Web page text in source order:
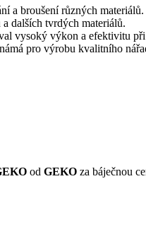
a broušení různých
dalších tvrdých materiálů.
vysoký výkon a efektivitu
pro výrobu kvalitního
od GEKO za báječnou